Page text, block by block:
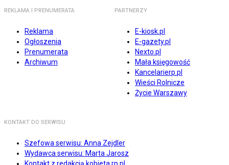
REKLAMA I PRENUMERATA
Reklama
Ogłoszenia
Prenumerata
Archiwum
PARTNERZY
E-kiosk.pl
E-gazety.pl
Nexto.pl
Mała księgowość
Kancelarierp.pl
Wieści Rolnicze
Życie Warszawy
KONTAKT DO SERWISU
Szefowa serwisu: Anna Zejdler
Wydawca serwisu: Marta Jarosz